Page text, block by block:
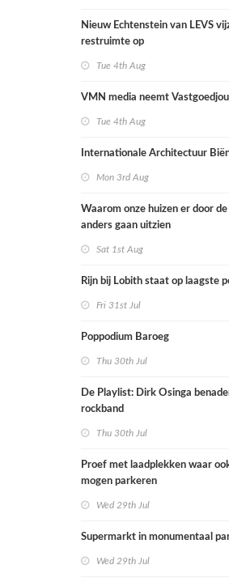
Nieuw Echtenstein van LEVS
restruimte op
Tue 4th Aug
VMN media neemt
Tue 4th Aug
Internationale Architectuur
Mon 3rd Aug
Waarom onze huizen er door
anders gaan uitzien
Sat 1st Aug
Rijn bij Lobith staat op laagste
Fri 31st Jul
Poppodium Baroeg
Thu 30th Jul
De Playlist: Dirk Osinga
rockband
Thu 30th Jul
Proef met laadplekken waar
mogen parkeren
Wed 29th Jul
Supermarkt in monumentaal
Wed 29th Jul